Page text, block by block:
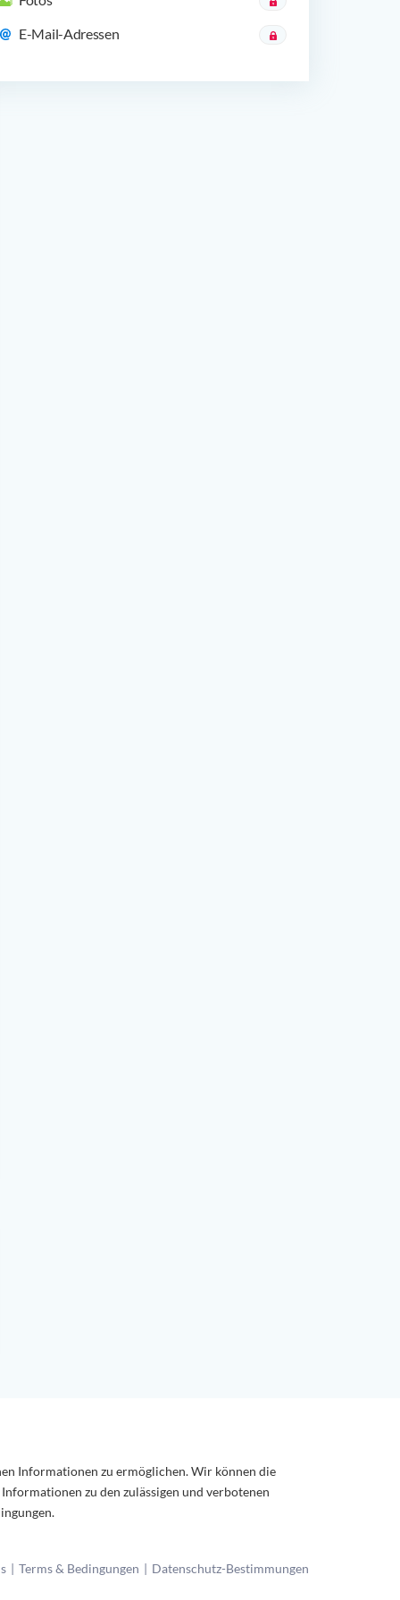
E-Mail-Adressen
Informationen zu ermöglichen. Wir können die
zu den zulässigen und verbotenen
Terms & Bedingungen Datenschutz-Bestimmungen